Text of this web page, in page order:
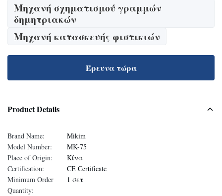
Μηχανή σχηματισμού γραμμών
δημητριακών
Μηχανή κατασκευής φιστικιών
Έρευνα τώρα
Product Details
Brand Name:
Mikim
Model Number:
MK-75
Place of Origin:
Κίνα
Certification:
CE Certificate
Minimum Order
Quantity:
1 σετ